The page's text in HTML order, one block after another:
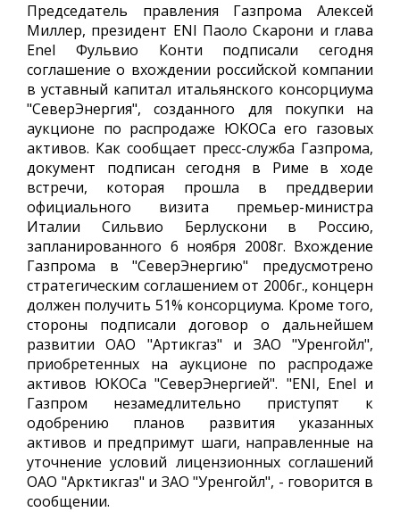
Председатель правления Газпрома Алексей
Миллер, президент ENI Паоло Скарони и глава
Enel Фульвио Конти подписали сегодня
соглашение о вхождении российской компании
в уставный капитал итальянского консорциума
"СеверЭнергия", созданного для покупки на
аукционе по распродаже ЮКОСа его газовых
активов. Как сообщает пресс-служба Газпрома,
документ подписан сегодня в Риме в ходе
встречи, которая прошла в преддверии
официального визита премьер-министра
Италии Сильвио Берлускони в Россию,
запланированного 6 ноября 2008г. Вхождение
Газпрома в "СеверЭнергию" предусмотрено
стратегическим соглашением от 2006г., концерн
должен получить 51% консорциума. Кроме того,
стороны подписали договор о дальнейшем
развитии ОАО "Артикгаз" и ЗАО "Уренгойл",
приобретенных на аукционе по распродаже
активов ЮКОСа "СеверЭнергией". "ENI, Enel и
Газпром незамедлительно приступят к
одобрению планов развития указанных
активов и предпримут шаги, направленные на
уточнение условий лицензионных соглашений
ОАО "Арктикгаз" и ЗАО "Уренгойл", - говорится в
сообщении.